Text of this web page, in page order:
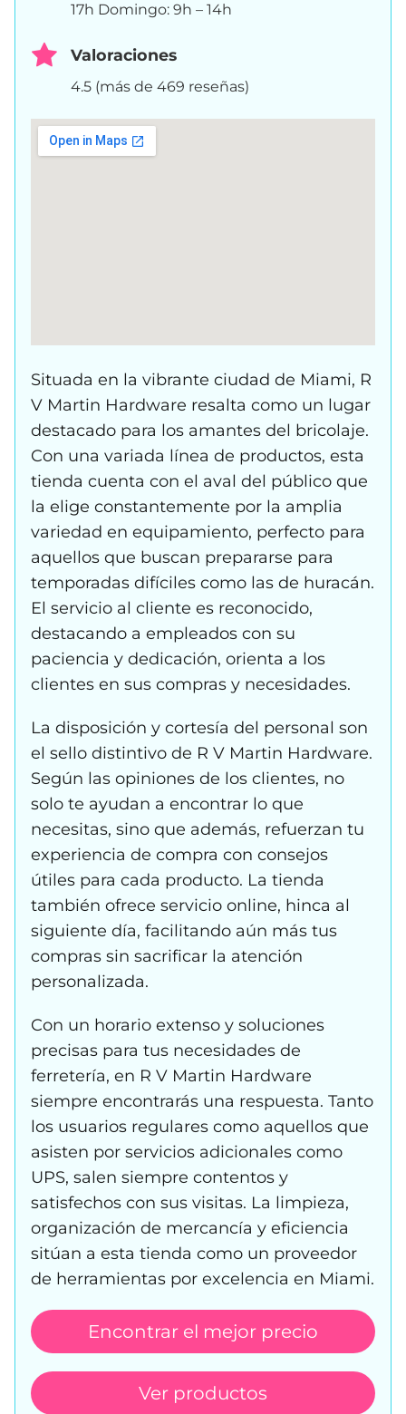
17h Domingo: 9h – 14h
Valoraciones
4.5 (más de 469 reseñas)
Situada en la vibrante ciudad de Miami, R
V Martin Hardware resalta como un lugar
destacado para los amantes del bricolaje.
Con una variada línea de productos, esta
tienda cuenta con el aval del público que
la elige constantemente por la amplia
variedad en equipamiento, perfecto para
aquellos que buscan prepararse para
temporadas difíciles como las de huracán.
El servicio al cliente es reconocido,
destacando a empleados con su
paciencia y dedicación, orienta a los
clientes en sus compras y necesidades.
La disposición y cortesía del personal son
el sello distintivo de R V Martin Hardware.
Según las opiniones de los clientes, no
solo te ayudan a encontrar lo que
necesitas, sino que además, refuerzan tu
experiencia de compra con consejos
útiles para cada producto. La tienda
también ofrece servicio online, hinca al
siguiente día, facilitando aún más tus
compras sin sacrificar la atención
personalizada.
Con un horario extenso y soluciones
precisas para tus necesidades de
ferretería, en R V Martin Hardware
siempre encontrarás una respuesta. Tanto
los usuarios regulares como aquellos que
asisten por servicios adicionales como
UPS, salen siempre contentos y
satisfechos con sus visitas. La limpieza,
organización de mercancía y eficiencia
sitúan a esta tienda como un proveedor
de herramientas por excelencia en Miami.
Encontrar el mejor precio
Ver productos